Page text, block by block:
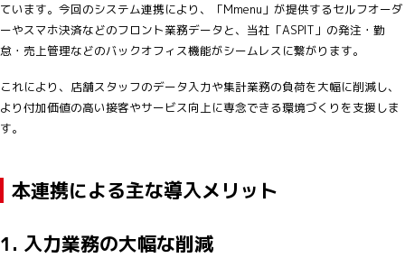
ています。今回のシステム連携により、「Mmenu」が提供するセルフオーダ
ーやスマホ決済などのフロント業務データと、当社「ASPIT」の発注・勤
怠・売上管理などのバックオフィス機能がシームレスに繋がります。
これにより、店舗スタッフのデータ入力や集計業務の負荷を大幅に削減し、
より付加価値の高い接客やサービス向上に専念できる環境づくりを支援しま
す。
本連携による主な導入メリット
1. 入力業務の大幅な削減